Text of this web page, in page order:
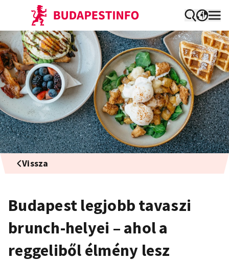
Vissza
Budapest legjobb tavaszi
brunch-helyei – ahol a
reggeliből élmény lesz